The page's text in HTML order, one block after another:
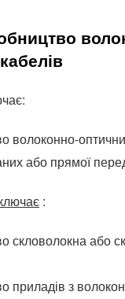
волоконно-
або прямої
:
скловолокна або
приладів з